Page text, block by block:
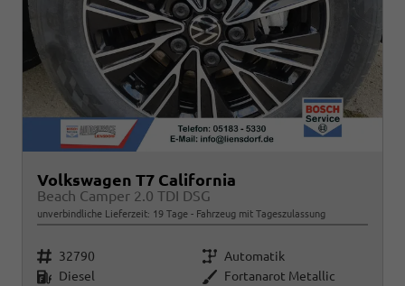
Volkswagen T7 California
Beach Camper 2.0 TDI DSG
unverbindliche Lieferzeit: 19 Tage Fahrzeug mit Tageszulassung
Fahrzeugnr. 32790 Getriebe Automatik
Kraftstoff Diesel Außenfarbe Fortanarot Metallic